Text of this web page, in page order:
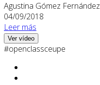
Agustina Gómez Fernández
04/09/2018
Leer más
Ver vídeo
#openclassceupe